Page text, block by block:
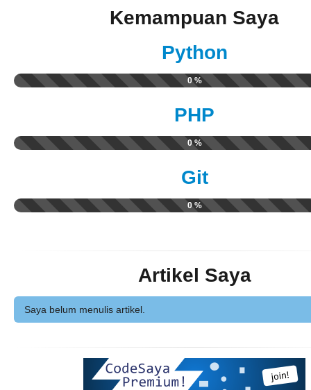
Kemampuan Saya
Python
0 %
PHP
0 %
Git
0 %
Artikel Saya
Saya belum menulis artikel.